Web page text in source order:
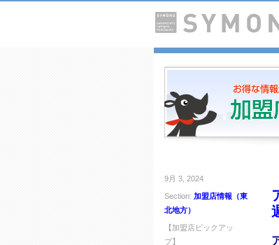
9月 3, 2024
Section: 加盟店情報（東
北地方）
【加盟店ピックアッ
プ】